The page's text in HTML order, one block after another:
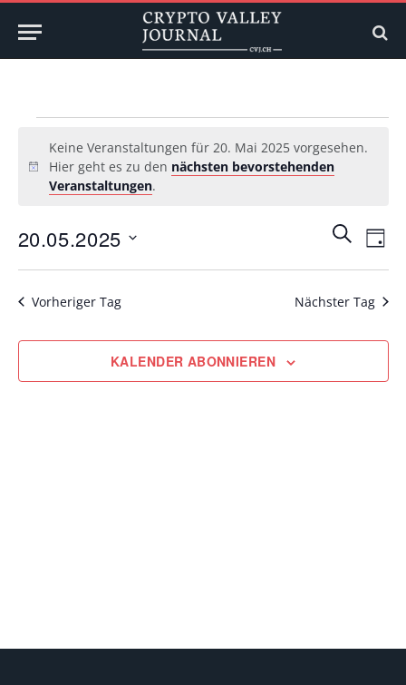
Veranstaltungen
für
20.
Mai
2025
Hinweis
Keine Veranstaltungen für 20. Mai 2025 vorgesehen.
Hier geht es zu den nächsten bevorstehenden
Veranstaltungen.
SUCHE
TAG
20.05.2025
Vorheriger Tag
Nächster Tag
KALENDER ABONNIEREN